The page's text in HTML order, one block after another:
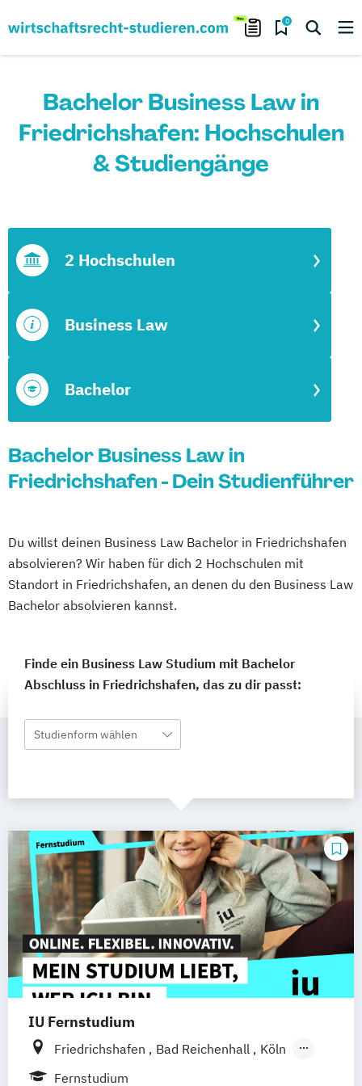
0
Bachelor Business Law in
Friedrichshafen: Hochschulen
& Studiengänge
Bachelor
Business Law
2 Hochschulen
Bachelor Business Law in
Friedrichshafen - Dein Studienführer
Du willst deinen Business Law Bachelor in Friedrichshafen
absolvieren? Wir haben für dich 2 Hochschulen mit
Standort in Friedrichshafen, an denen du den Business Law
Bachelor absolvieren kannst.
Finde ein Business Law Studium mit Bachelor
Abschluss in Friedrichshafen, das zu dir passt:
Studienform wählen
IU Fernstudium
Friedrichshafen Bad Reichenhall
Köln
Rostock
Fernstudium